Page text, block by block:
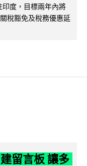
度，目標兩年內將
稅豁免及稅務優惠延
留言板 讓多